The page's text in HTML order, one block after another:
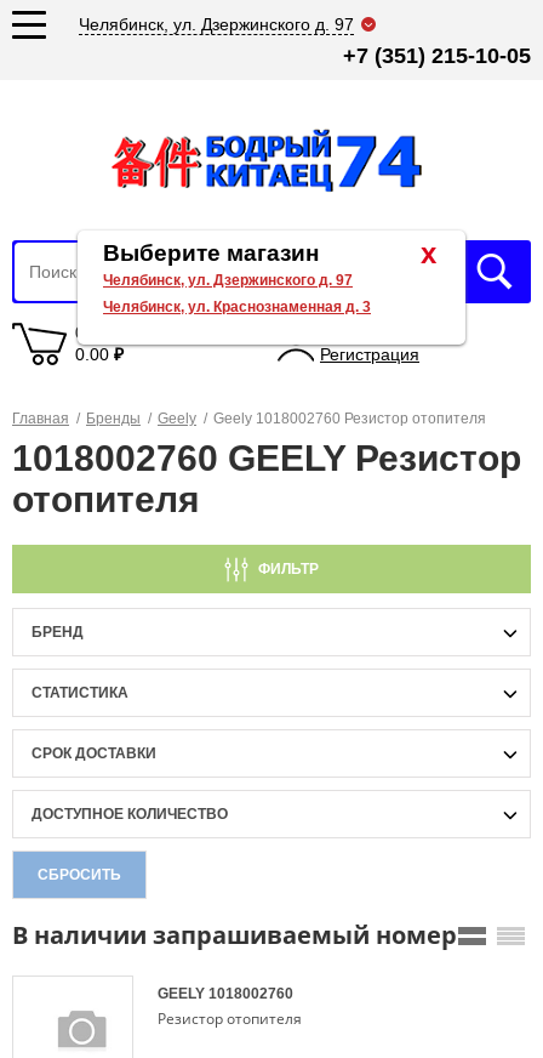
Челябинск, ул. Дзержинского д. 97
+7 (351) 215-10-05
0 товаров
0.00 ₽
Регистрация
Главная / Бренды / Geely / Geely 1018002760 Резистор отопителя
1018002760 GEELY Резистор
отопителя
ФИЛЬТР
БРЕНД
СТАТИСТИКА
СРОК ДОСТАВКИ
ДОСТУПНОЕ КОЛИЧЕСТВО
СБРОСИТЬ
В наличии запрашиваемый номер
GEELY 1018002760
Резистор отопителя
x
Выберите магазин
Челябинск, ул. Дзержинского д. 97
Челябинск, ул. Краснознаменная д. 3